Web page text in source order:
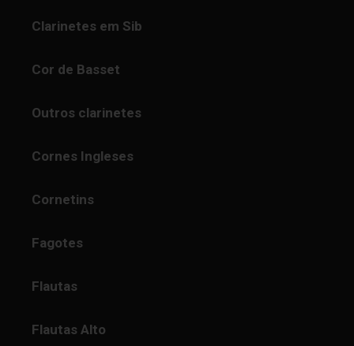
Clarinetes em Sib
Cor de Basset
Outros clarinetes
Cornes Ingleses
Cornetins
Fagotes
Flautas
Flautas Alto